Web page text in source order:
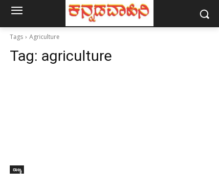
Tags Agriculture
Tag: agriculture
ರಾಜ್ಯ